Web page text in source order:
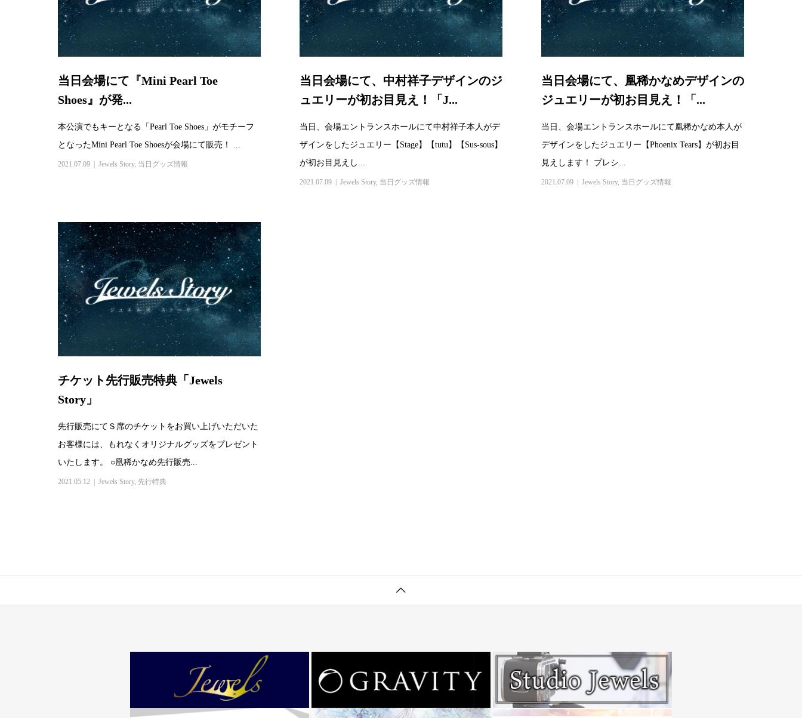
当日会場にて『Mini Pearl Toe
Shoes』が発...
本公演でもキーとなる「Pearl Toe Shoes」がモチーフ
となったMini Pearl Toe Shoesが会場にて販売！ ...
2021.07.09 Jewels Story, 当日グッズ情報
当日会場にて、中村祥子デザインのジ
ュエリーが初お目見え！「J...
当日、会場エントランスホールにて中村祥子本人がデ
ザインをしたジュエリー【Stage】【tutu】【Sus-sous】
が初お目見えし...
2021.07.09 Jewels Story, 当日グッズ情報
当日会場にて、凰稀かなめデザインの
ジュエリーが初お目見え！「...
当日、会場エントランスホールにて凰稀かなめ本人が
デザインをしたジュエリー【Phoenix Tears】が初お目
見えします！ プレシ...
2021.07.09 Jewels Story, 当日グッズ情報
チケット先行販売特典「Jewels
Story」
先行販売にてＳ席のチケットをお買い上げいただいた
お客様には、もれなくオリジナルグッズをプレゼント
いたします。 ○凰稀かなめ先行販売...
2021.05.12 Jewels Story, 先行特典